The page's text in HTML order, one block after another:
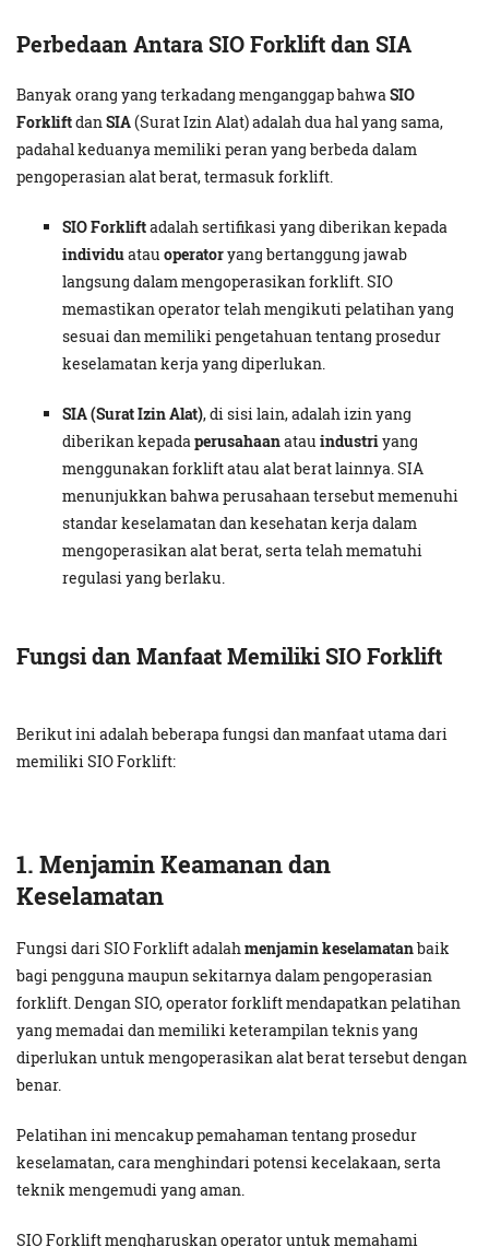
Perbedaan Antara SIO Forklift dan SIA
Banyak orang yang terkadang menganggap bahwaSIO
ForkliftdanSIA(Surat Izin Alat) adalah dua hal yang sama,
padahal keduanya memiliki peran yang berbeda dalam
pengoperasian alat berat, termasuk forklift.
SIO Forkliftadalah sertifikasi yang diberikan kepada
individuatau operatoryang bertanggung jawab
langsung dalam mengoperasikan forklift. SIO
memastikan operator telah mengikuti pelatihan yang
sesuai dan memiliki pengetahuan tentang prosedur
keselamatan kerja yang diperlukan.
SIA (Surat Izin Alat), di sisi lain, adalah izin yang
diberikan kepadaperusahaanatau industriyang
menggunakan forklift atau alat berat lainnya. SIA
menunjukkan bahwa perusahaan tersebut memenuhi
standar keselamatan dan kesehatan kerja dalam
mengoperasikan alat berat, serta telah mematuhi
regulasi yang berlaku.
Fungsi dan Manfaat Memiliki SIO Forklift
Berikut ini adalah beberapa fungsi dan manfaat utama dari
memiliki SIO Forklift:
1. Menjamin Keamanan dan
Keselamatan
Fungsi dari SIO Forklift adalahmenjamin keselamatanbaik
bagi pengguna maupun sekitarnya dalam pengoperasian
forklift. Dengan SIO, operator forklift mendapatkan pelatihan
yang memadai dan memiliki keterampilan teknis yang
diperlukan untuk mengoperasikan alat berat tersebut dengan
benar.
Pelatihan ini mencakup pemahaman tentang prosedur
keselamatan, cara menghindari potensi kecelakaan, serta
teknik mengemudi yang aman.
SIO Forklift mengharuskan operator untuk memahami